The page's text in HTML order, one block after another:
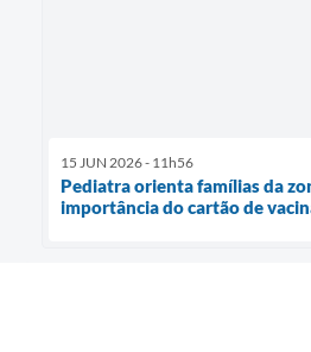
15 JUN 2026 - 11h56
Pediatra orienta famílias da
importância do cartão de